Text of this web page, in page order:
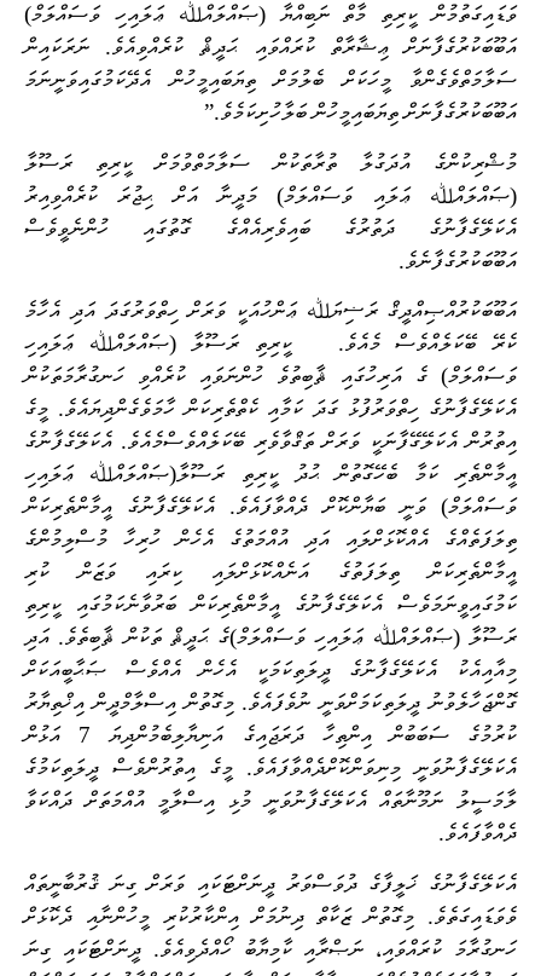
ވަޑައިގަތުމުން ކީރިތި މާތް ނަބިއްޔާ (ޞައްލައްﷲ ޢަލައިހި ވަސައްލަމް)
އަބޫބަކުރުގެފާނަށް ޢިޝާރާތް ކުރައްވައި ޙަދީޘް ކުރެއްވިއެވެ. ނަރަކައިން
ސަލާމަތްވެގެންވާ މީހަކަށް ބެލުމަށް ތިޔަބައިމީހުން އެދޭކަމުގައިވަނީނަމަ
އަބޫބަކުރުގެފާނަށް ތިޔަބައިމީހުން ބަލާހުށިކަމެވެ.”
މުޝްރިކުންގެ އުދަގުލާ ތުރާތަކުން ސަލާމަތްވުމަށް ކީރިތި ރަސޫލާ
(ޞައްލައްﷲ ޢަލައި ވަސައްލަމް) މަދީނާ އަށް ޙިޖުރަ ކުރެއްވިއިރު
އެކަލޭގެފާނުގެ ދަތުރުގެ ބައިވެރިއެއްގެ ގޮތުގައި ހުންނެވީވެސް
އަބޫބަކުރުގެފާނެވެ.
އަބޫބަކުރުއްޞިއްދީޤް ރަޟިޔަﷲ ޢަންހުއަކީ ވަރަށް ހިތްވަރުގަދަ އަދި އެހާމެ
ކެރޭ ބޭކަލެއްވެސް މެއެވެ.
ކީރިތި ރަސޫލާ (ޞައްލައްﷲ ޢަލައިހި
ވަސައްލަމް) ގެ އަރިހުގައި ޘާބިތުވެ ހުންނަވައި ކުރެއްވި ހަނގުރާމަތަކުން
އެކަލޭގެފާނުގެ ހިތްވަރުފުޅު ގަދަ ކަމާއި ކެތްތެރިކަން ހާމަވެގެންދިޔައެވެ. މީގެ
އިތުރުން އެކަލޭގޭފާނަކީ ވަރަށް ތަޤްވާވެރި ބޭކަލެއްވެސްމެއެވެ. އެކަލޭގެފާނުގެ
އީމާންތެރި ކަމާ ބެހޭގޮތުން ޙުދު ކީރިތި ރަސޫލާ(ޞައްލައްﷲ ޢަލައިހި
ވަސައްލަމް) ވަނީ ބަޔާންކޮށް ދެއްވާފައެވެ. އެކަލޭގެފާނުގެ އީމާންތެރިކަން
ތިލަފަތެއްގެ އެއްކޮޅަށްލައި އަދި އުއްމަތުގެ އެހެން ހުރިހާ މުސްލިމުންގެ
އީމާންތެރިކަން ތިލަފަތުގެ އަނެއްކޮޅަށްލައި ކިރައި ވަޒަން ކުރި
ކަމުގައިވީނަމަވެސް އެކަލޭގެފާނުގެ އީމާންތެރިކަން ބަރުވާނެކަމުގައި ކީރިތި
ރަސޫލާ (ޞައްލައްﷲ ޢަލައިހި ވަސައްލަމް)ގެ ޙަދީޘް ތަކުން ޘާބިތެވެ. އަދި
މިއާއިއެކު އެކަލޭގެފާނުގެ ދީލަތިކަމަކީ އެހެން އެއްވެސް ޞަޙާބީއަކަށް
ގޮންޖަހާލެވުނު ދީލަތިކަމަށްވަނީ ނުވެފައެވެ. މިގޮތުން އިސްލާމްދީން އިޚްތިޔާރު
ކުރުމުގެ ސަބަބުން އިންތިހާ ދަރަޖައިގެ އަނިޔާލިބެމުންދިޔަ 7 އަޅުން
އެކަލޭގެފާނުވަނީ މިނިވަންކޮށްދެއްވާފައެވެ. މީގެ އިތުރުންވެސް ދީލަތިކަމުގެ
ލާމަސީލު ނަމޫނާތައް އެކަލޭގެފާނުވަނީ މުޅި އިސްލާމީ އުއްމަތަށް ދައްކަވާ
ދެއްވާފައެވެ.
އެކަލޭގެފާނުގެ ޚަލީފާގެ ދުވަސްވަރު ދީނަށްޓަކައި ވަރަށް ގިނަ ޤުރުބާނީތައް
ވެވަޑައިގަތެވެ. މިގޮތުން ޒަކާތް ދިނުމަށް އިންކާރުކުރި މީހުންނާއި ދެކޮޅަށް
ހަނގުރާމަ ކުރައްވައި، ނަޞްރާއި ކާމިޔާބު ހޯއްދެވިއެވެ. ދީނަށްޓަކައި ގިނަ